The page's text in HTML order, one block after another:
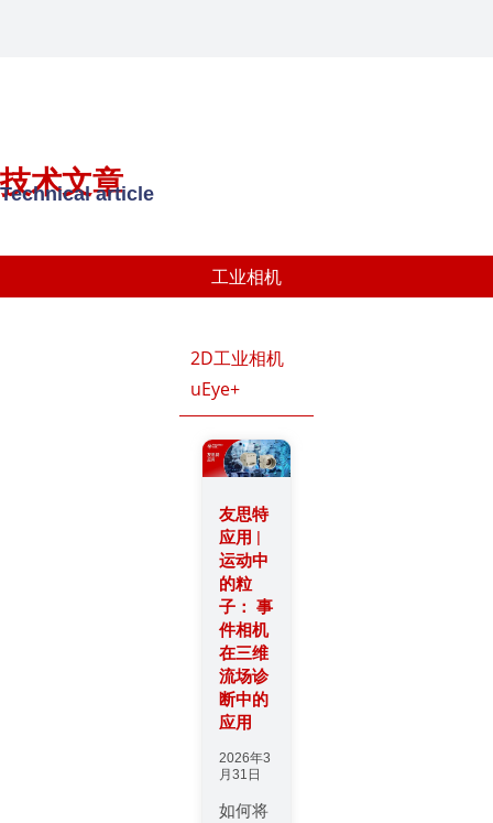
技术文章
Technical article
工业相机
2D工业相机
uEye+
友思特
应用 |
运动中
的粒
子： 事
件相机
在三维
流场诊
断中的
应用
2026年3
月31日
如何将